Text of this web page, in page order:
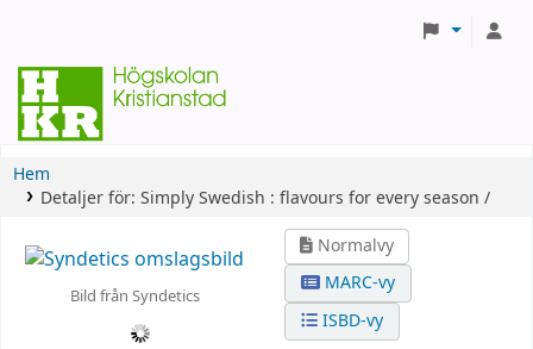
Hem
Detaljer för: Simply Swedish : flavours for every season /
Bild från Syndetics
Normalvy
MARC-vy
ISBD-vy